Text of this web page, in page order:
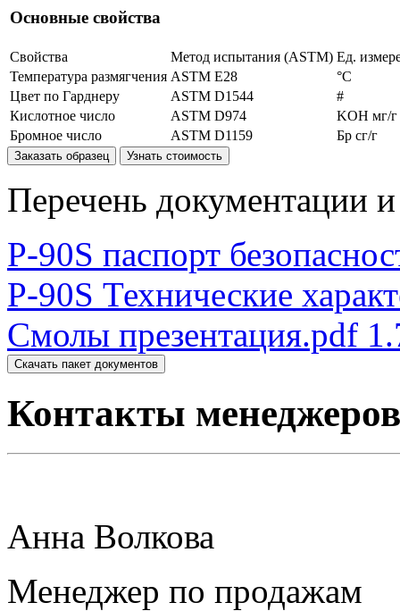
Основные свойства
Свойства Метод испытания (ASTM) Ед.
Температура размягчения ASTM E28
°С
Цвет по Гарднеру
ASTM D1544
#
Кислотное число
ASTM D974
KOH мг/г
Бромное число
ASTM D1159 Бр сг/г
Заказать образец Узнать стоимость
Перечень документации
P-90S паспорт
P-90S Технические
Смолы презентация.pdf
Скачать пакет документов
Контакты менеджеров
Анна Волкова
Менеджер по продажам